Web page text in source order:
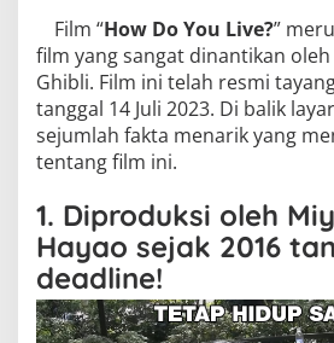
Tanpa
Promosi
Film “How Do You Live?”
film yang sangat dinantikan
Ghibli. Film ini telah resmi
tanggal 14 Juli 2023. Di balik
sejumlah fakta menarik yang
tentang film ini.
1. Diproduksi oleh
Hayao sejak 2016
deadline!